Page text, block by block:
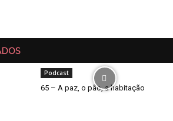
Podcast
65 – A paz, o pão, a habitação